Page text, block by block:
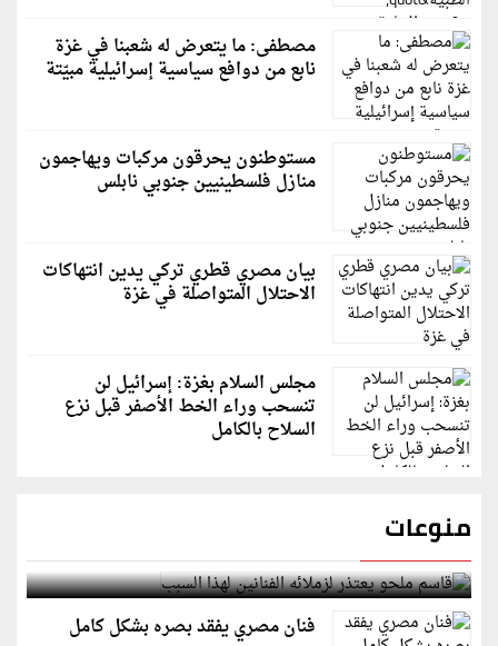
مصطفى: ما يتعرض له شعبنا في غزة
نابع من دوافع سياسية إسرائيلية مبيّتة
مستوطنون يحرقون مركبات ويهاجمون
منازل فلسطينيين جنوبي نابلس
بيان مصري قطري تركي يدين انتهاكات
الاحتلال المتواصلة في غزة
مجلس السلام بغزة: إسرائيل لن
تنسحب وراء الخط الأصفر قبل نزع
السلاح بالكامل
منوعات
قاسم ملحو يعتذر لزملائه الفنانين لهذا السبب
فنان مصري يفقد بصره بشكل كامل